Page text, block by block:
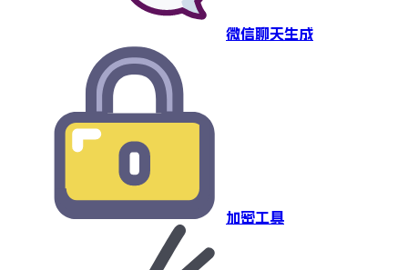
微信聊天生成
加密工具